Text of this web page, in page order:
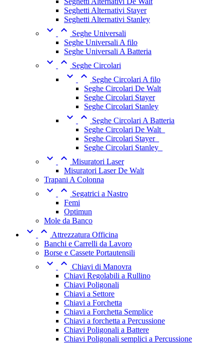
Seghetti Alternativi Stayer
Seghetti Alternativi Stanley
 
Seghe Universali
Seghe Universali A filo
Seghe Universali A Batteria
  Seghe Circolari
 
Seghe Circolari A filo
Seghe Circolari De Walt
Seghe Circolari Stayer
Seghe Circolari Stanley
 
Seghe Circolari A Batteria
Seghe Circolari De Walt_
Seghe Circolari Stayer_
Seghe Circolari Stanley_
  Misuratori Laser
Misuratori Laser De Walt
Trapani A Colonna
 
Segatrici a Nastro
Femi
Optimun
Mole da Banco
  Attrezzatura Officina
Banchi e Carrelli da Lavoro
Borse e Cassete Portautensili
  Chiavi di Manovra
Chiavi Regolabili a Rullino
Chiavi Poligonali
Chiavi a Settore
Chiavi a Forchetta
Chiavi a Forchetta Semplice
Chiavi a forchetta a Percussione
Chiavi Poligonali a Battere
Chiavi Poligonali semplici a Percussione